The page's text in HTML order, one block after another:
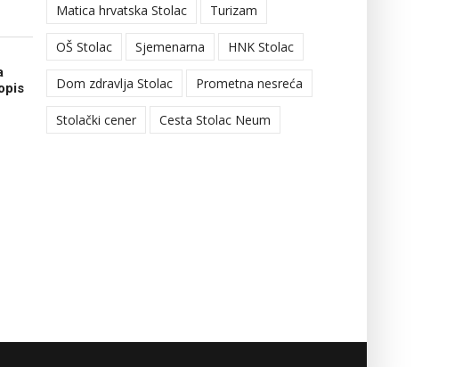
Matica hrvatska Stolac Turizam
OŠ Stolac Sjemenarna HNK Stolac
Dom zdravlja Stolac Prometna nesreća
Stolački cener Cesta Stolac Neum